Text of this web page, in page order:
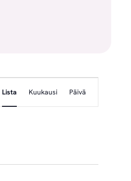
Views
Navigation
Lista Kuukausi Päivä